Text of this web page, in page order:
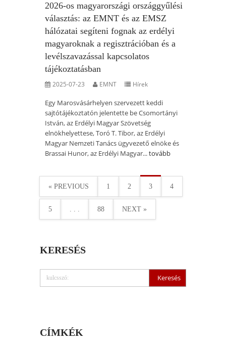
2026-os magyarországi országgyűlési
választás: az EMNT és az EMSZ
hálózatai segíteni fognak az erdélyi
magyaroknak a regisztrációban és a
levélszavazással kapcsolatos
tájékoztatásban
2025-07-23 EMNT Hírek
Egy Marosvásárhelyen szervezett keddi
sajtótájékoztatón jelentette be Csomortányi
István, az Erdélyi Magyar Szövetség
elnökhelyettese, Toró T. Tibor, az Erdélyi
Magyar Nemzeti Tanács ügyvezető elnöke és
Brassai Hunor, az Erdélyi Magyar...tovább
« PREVIOUS 1 2 3 4
5 . . . 88 NEXT »
KERESÉS
CÍMKÉK